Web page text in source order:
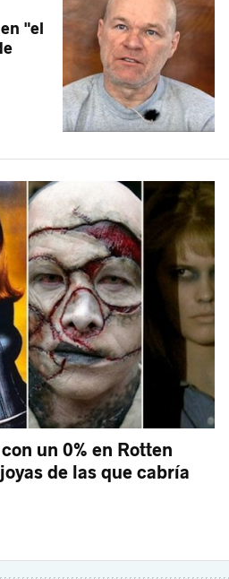
"el
un 0% en Rotten
de las que cabría